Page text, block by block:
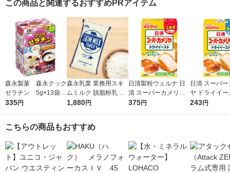
この商品と関連するおすすめPRアイテム
森永製菓 森永クック
ゼラチン 5g×13袋
ゼラチンパウダー
335円
森永乳業 業務用スキ
ムミルク 脱脂粉乳 北
海道生乳100% 1袋
1,880円
日清製粉ウェルナ 日
清 スーパーカメリヤ
ドライイースト(お徳
375円
日清 スーパ
ヤ ドライイ
いきり用
243円
こちらの商品もおすすめ